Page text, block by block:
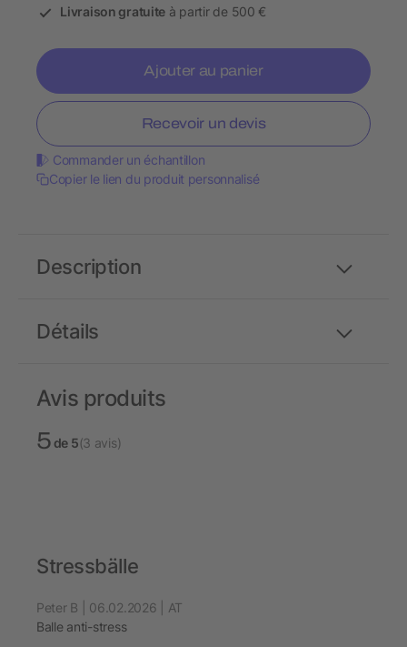
Livraison gratuite à partir de 500 €
Ajouter au panier
Recevoir un devis
Commander un échantillon
Copier le lien du produit personnalisé
Détails
Description
Avis produits
5de 5(3 avis)
Stressbälle
Peter B | 06.02.2026 | AT
Balle anti-stress